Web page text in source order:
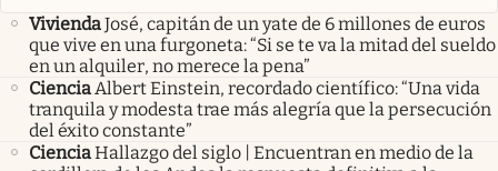
ViviendaJosé, capitán de un yate de 6 millones de euros
que vive en una furgoneta: “Si se te va la mitad del sueldo
en un alquiler, no merece la pena”
CienciaAlbert Einstein, recordado científico: “Una vida
tranquila y modesta trae más alegría que la persecución
del éxito constante”
CienciaHallazgo del siglo | Encuentran en medio de la